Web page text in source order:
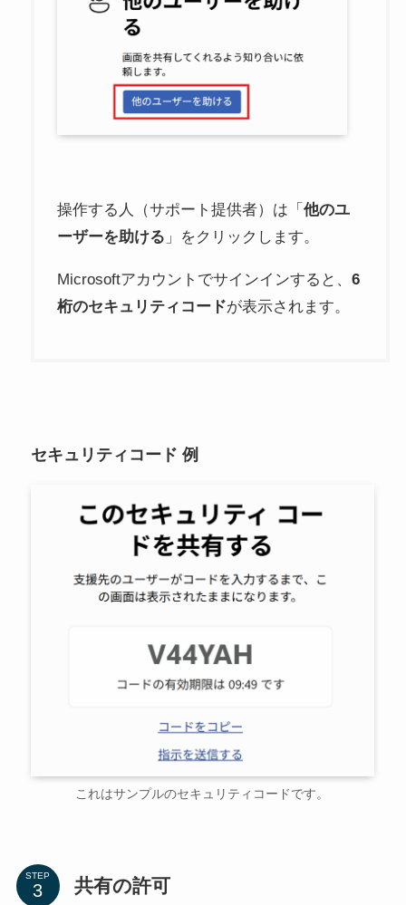
操作する人（サポート提供者）は「他のユ
ーザーを助ける 」をクリックします。
Microsoftアカウントでサインインすると、6
桁のセキュリティコードが表示されます。
セキュリティコード 例
これはサンプルのセキュリティコードです。
STEP 共有の許可